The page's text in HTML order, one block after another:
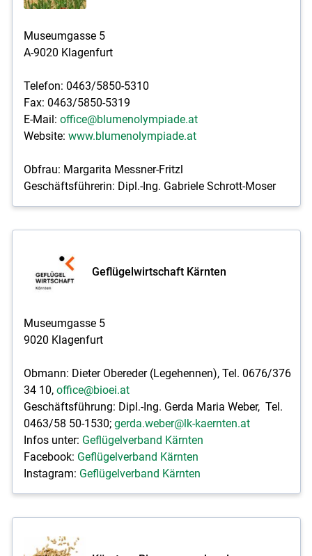
Museumgasse 5
A-9020 Klagenfurt
Telefon: 0463/5850-5310
Fax: 0463/5850-5319
E-Mail: office@blumenolympiade.at
Website: www.blumenolympiade.at
Obfrau: Margarita Messner­-Fritzl
Geschäftsführerin: Dipl.-Ing. Gabriele Schrott-Moser
Geflügelwirtschaft Kärnten
Museumgasse 5
9020 Klagenfurt
Obmann: Dieter Obereder (Legehennen), Tel. 0676/376
34 10, office@bioei.at
Geschäftsführung: Dipl.-Ing. Gerda Maria Weber, Tel.
0463/58 50-1530; gerda.weber@lk-kaernten.at
Infos unter: Geflügelverband Kärnten
Facebook: Geflügelverband Kärnten
Instagram: Geflügelverband Kärnten